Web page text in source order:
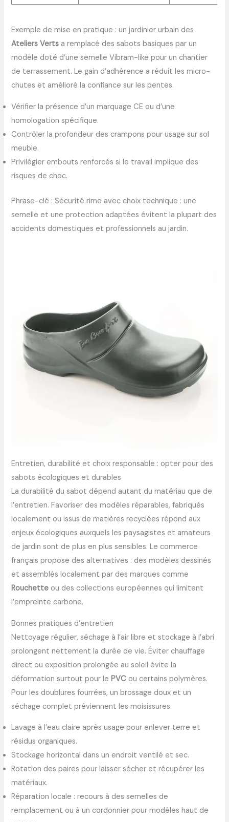
Exemple de mise en pratique : un jardinier urbain des
Ateliers Verts a remplacé des sabots basiques par un
modèle doté d’une semelle Vibram-like pour un chantier
de terrassement. Le gain d’adhérence a réduit les micro-
chutes et amélioré la confiance sur les pentes.
Vérifier la présence d’un marquage CE ou d’une
homologation spécifique.
Contrôler la profondeur des crampons pour usage sur sol
meuble.
Privilégier embouts renforcés si le travail implique des
risques de choc.
Phrase-clé : Sécurité rime avec choix technique : une
semelle et une protection adaptées évitent la plupart des
accidents domestiques et professionnels au jardin.
Entretien, durabilité et choix responsable : opter pour des
sabots écologiques et durables
La durabilité du sabot dépend autant du matériau que de
l’entretien. Favoriser des modèles réparables, fabriqués
localement ou issus de matières recyclées répond aux
enjeux écologiques auxquels les paysagistes et amateurs
de jardin sont de plus en plus sensibles. Le commerce
français propose des alternatives : des modèles dessinés
et assemblés localement par des marques comme
Rouchette ou des collections européennes qui limitent
l’empreinte carbone.
Bonnes pratiques d’entretien
Nettoyage régulier, séchage à l’air libre et stockage à l’abri
prolongent nettement la durée de vie. Éviter chauffage
direct ou exposition prolongée au soleil évite la
déformation surtout pour le PVC ou certains polymères.
Pour les doublures fourrées, un brossage doux et un
séchage complet préviennent les moisissures.
Lavage à l’eau claire après usage pour enlever terre et
résidus organiques.
Stockage horizontal dans un endroit ventilé et sec.
Rotation des paires pour laisser sécher et récupérer les
matériaux.
Réparation locale : recours à des semelles de
remplacement ou à un cordonnier pour modèles haut de